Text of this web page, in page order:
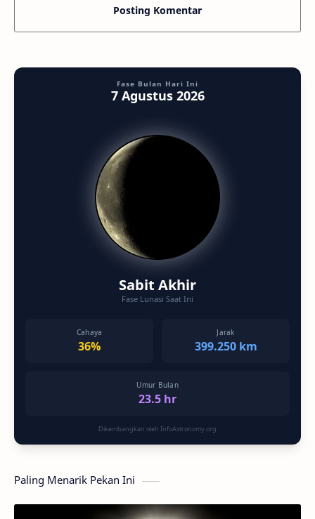
Posting Komentar
Fase Bulan Hari Ini
7 Agustus 2026
Sabit Akhir
Fase Lunasi Saat Ini
Cahaya
36%
Jarak
399.250 km
Umur Bulan
23.5 hr
Dikembangkan oleh InfoAstronomy.org
Paling Menarik Pekan Ini